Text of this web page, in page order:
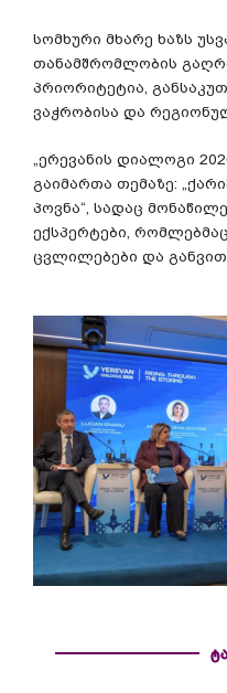
სომხური მხარე ხაზს
თანამშრომლობის
პრიორიტეტია,
ვაჭრობისა და
„ერევანის დიალოგი
გაიმართა თემაზე:
პოვნა“, სადაც
ექსპერტები,
ცვლილებები და